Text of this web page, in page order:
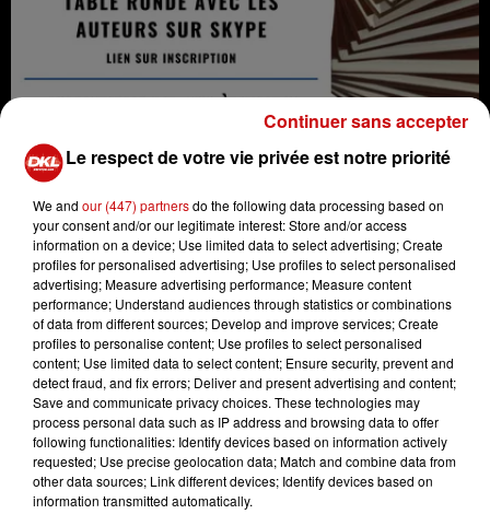
Printemps du livre du Lerchenberg
Crédit :Printemps du livre du Lerchenberg
Ajouter à votre calendrier
Date
du8 mai 2023 à 0h00
au14 mai 2023 à 22h00
Le respect de votre vie privée est notre priorité
We and our (447) partnersdo the following data processing based on
your consent and/or our legitimate interest: Store and/or access
information on a device; Use limited data to select advertising; Create
profiles for personalised advertising; Use profiles to select personalised
advertising; Measure advertising performance; Measure content
performance; Understand audiences through statistics or combinations
of data from different sources; Develop and improve services; Create
profiles to personalise content; Use profiles to select personalised
content; Use limited data to select content; Ensure security, prevent and
detect fraud, and fix errors; Deliver and present advertising and content;
Save and communicate privacy choices. These technologies may
process personal data such as IP address and browsing data to offer
following functionalities: Identify devices based on information actively
requested; Use precise geolocation data; Match and combine data from
other data sources; Link different devices; Identify devices based on
information transmitted automatically.
Continuer sans accepter